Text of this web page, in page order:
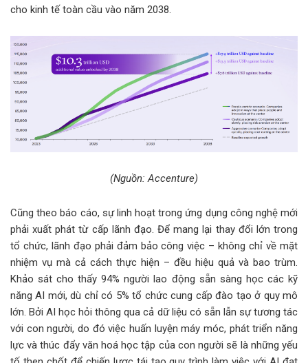
cho kinh tế toàn cầu vào năm 2038.
(Nguồn: Accenture)
Cũng theo báo cáo, sự linh hoạt trong ứng dụng công nghệ mới
phải xuất phát từ cấp lãnh đạo. Để mang lại thay đổi lớn trong
tổ chức, lãnh đạo phải đảm bảo công việc – không chỉ về mặt
nhiệm vụ mà cả cách thực hiện – đều hiệu quả và bao trùm.
Khảo sát cho thấy 94% người lao động sẵn sàng học các kỹ
năng AI mới, dù chỉ có 5% tổ chức cung cấp đào tạo ở quy mô
lớn. Bởi AI học hỏi thông qua cả dữ liệu có sẵn lẫn sự tương tác
với con người, do đó việc huấn luyện máy móc, phát triển năng
lực và thúc đẩy văn hoá học tập của con người sẽ là những yếu